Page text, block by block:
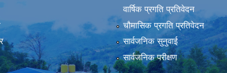
वार्षिक प्रगति प्रतिवेदन
चौमासिक प्रगति प्रतिवेदन
सार्वजनिक सुनुवाई
सार्वजनिक परीक्षण